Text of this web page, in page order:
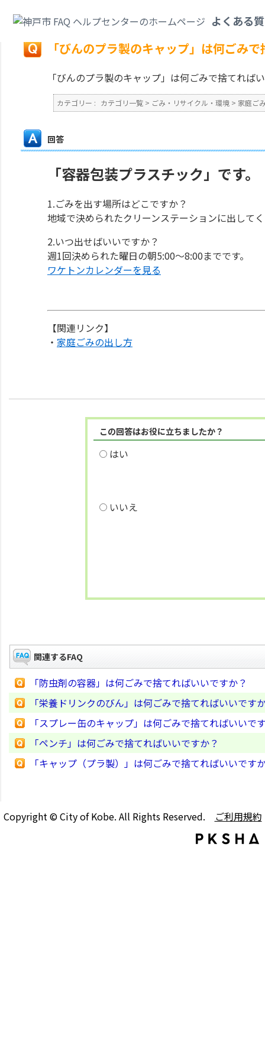
よくある
戻る
「びんのプラ製のキャップ」は何ごみ
「びんのプラ製のキャップ」は何ごみで捨てれば
カテゴリー : カテゴリ一覧 > ごみ・リサイクル・環境 > 家庭ご
回答
「容器包装プラスチック」です。
1.ごみを出す場所はどこですか？
地域で決められたクリーンステーションに出して
2.いつ出せばいいですか？
週1回決められた曜日の朝5:00～8:00までです。
ワケトンカレンダーを見る
【関連リンク】
・ 家庭ごみの出し方
この回答はお役に立ちましたか？
はい
いいえ
関連するFAQ
「防虫剤の容器」は何ごみで捨てればいいですか？
「栄養ドリンクのびん」は何ごみで捨てればいいです
「スプレー缶のキャップ」は何ごみで捨てればいいで
「ペンチ」は何ごみで捨てればいいですか？
「キャップ（プラ製）」は何ごみで捨てればいいです
Copyright © City of Kobe. All Rights Reserved. ご利用規約